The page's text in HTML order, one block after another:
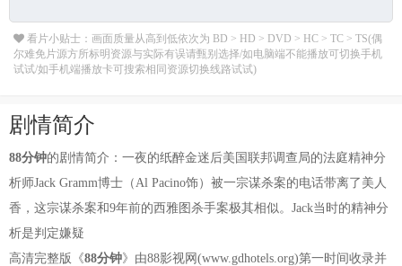
看片小贴士：画面质量从高到低依次为 BD > HD > DVD > HC > TC > TS(偶
尔难免片源方所标明资源与实际有误请甄别选择/如电脑端不能播放可切换手机
试试/如手机端播放卡可搜索相同资源切换线路试试)
剧情简介
88分钟的剧情简介：一夜的纸醉金迷后美国联邦调查局的法庭精神分
析师Jack Gramm博士（Al Pacino饰）被一宗谋杀案的电话带离了美人
香，这宗谋杀案和9年前的西雅图杀手案极其相似。Jack当时的精神分
析是判定嫌疑
高清完整版《88分钟》由88影视网(www.gdhotels.org)第一时间收录并